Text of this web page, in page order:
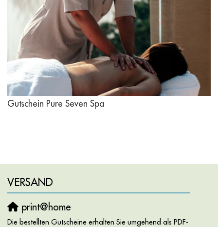
Gutschein Pure Seven Spa
VERSAND
print@home
Die bestellten Gutscheine erhalten Sie umgehend als PDF-